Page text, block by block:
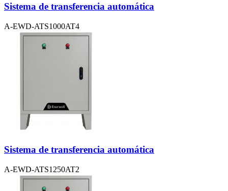
Sistema de transferencia automática
A-EWD-ATS1000AT4
Sistema de transferencia automática
A-EWD-ATS1250AT2